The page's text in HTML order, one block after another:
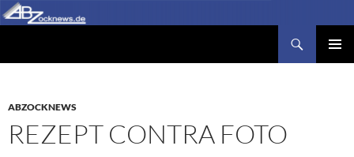
Zum
Inhalt
ABZOCKNEWS
REZEPT CONTRA FOTO